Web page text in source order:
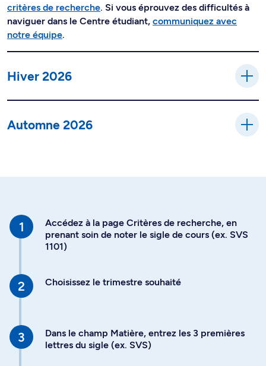
critères de recherche. Si vous éprouvez des difficultés à
naviguer dans le Centre étudiant, communiquez avec
notre équipe.
Hiver 2026
Automne 2026
Accédez à la page Critères de recherche, en
prenant soin de noter le sigle de cours (ex. SVS
1101)
Choisissez le trimestre souhaité
Dans le champ Matière, entrez les 3 premières
lettres du sigle (ex. SVS)